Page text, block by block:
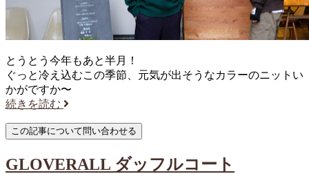
とうとう今年もあと半月！
ぐっと冷え込むこの季節、元気が出そうなカラーのニットい
かがですか〜
続きを読む
GLOVERALL ダッフルコート